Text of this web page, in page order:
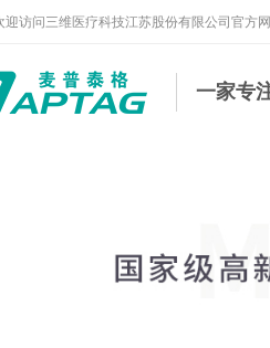
迎访问三维医疗科技江苏股份有限公司官方网
一家专